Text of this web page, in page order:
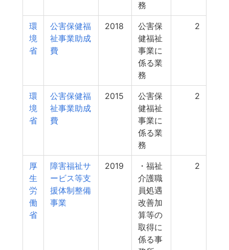
務
環
境
省
公害保健福
祉事業助成
費
2018
公害保
健福祉
事業に
係る業
務
2
環
境
省
公害保健福
祉事業助成
費
2015
公害保
健福祉
事業に
係る業
務
2
厚
生
労
働
省
障害福祉サ
ービス等支
援体制整備
事業
2019
・福祉
介護職
員処遇
改善加
算等の
取得に
係る事
2